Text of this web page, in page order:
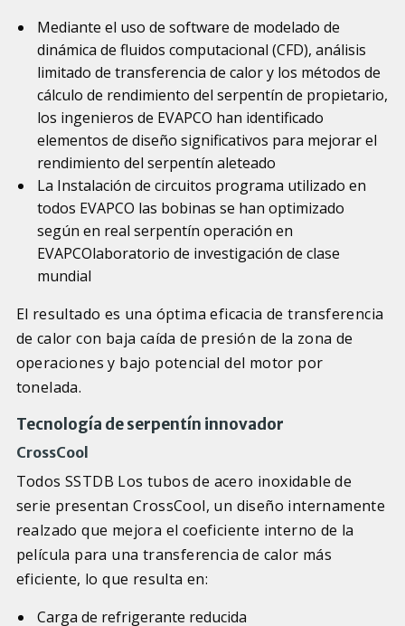
Mediante el uso de software de modelado de
dinámica de fluidos computacional (CFD), análisis
limitado de transferencia de calor y los métodos de
cálculo de rendimiento del serpentín de propietario,
los ingenieros de EVAPCO han identificado
elementos de diseño significativos para mejorar el
rendimiento del serpentín aleteado
La Instalación de circuitos programa utilizado en
todos EVAPCO las bobinas se han optimizado
según en real serpentín operación en
EVAPCOlaboratorio de investigación de clase
mundial
El resultado es una óptima eficacia de transferencia
de calor con baja caída de presión de la zona de
operaciones y bajo potencial del motor por
tonelada.
Tecnología de serpentín innovador
CrossCool
Todos SSTDB Los tubos de acero inoxidable de
serie presentan CrossCool, un diseño internamente
realzado que mejora el coeficiente interno de la
película para una transferencia de calor más
eficiente, lo que resulta en:
Carga de refrigerante reducida